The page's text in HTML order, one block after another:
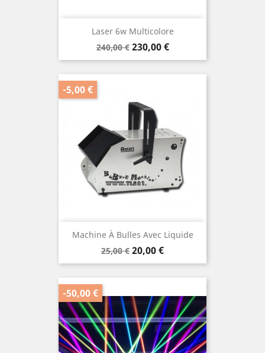
Laser 6w Multicolore
Prix
de
240,00 € Prix
230,00 €
Machine À Bulles Avec Liquide
Prix
de
25,00 € Prix
20,00 €
-5,00 €
-50,00 €